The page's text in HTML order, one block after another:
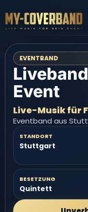
EVENTBAND
Event
Live-Musik für
Eventband aus
STANDORT
Stuttgart
BESETZUNG
Quintett